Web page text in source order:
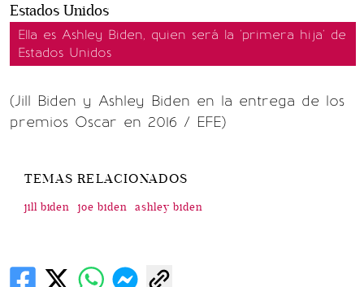
Ella es Ashley Biden, quien será la 'primera hija' de
Estados Unidos
(Jill Biden y Ashley Biden en la entrega de los
premios Oscar en 2016 / EFE)
TEMAS RELACIONADOS
jill biden joe biden ashley biden